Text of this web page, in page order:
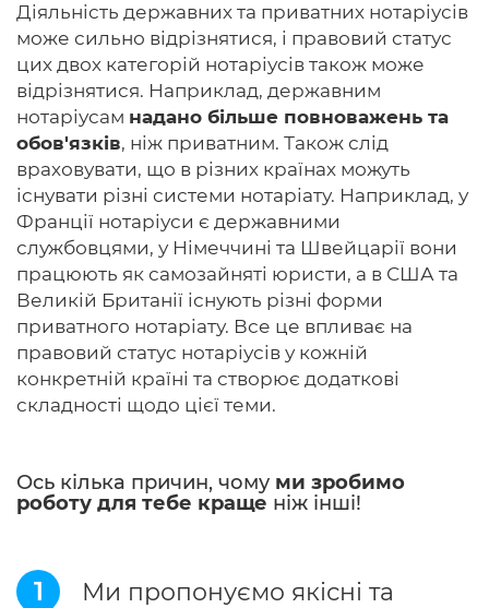
Діяльність державних та приватних нотаріусів
може сильно відрізнятися, і правовий статус
цих двох категорій нотаріусів також може
відрізнятися. Наприклад, державним
нотаріусам надано більше повноважень та
обов'язків, ніж приватним. Також слід
враховувати, що в різних країнах можуть
існувати різні системи нотаріату. Наприклад, у
Франції нотаріуси є державними
службовцями, у Німеччині та Швейцарії вони
працюють як самозайняті юристи, а в США та
Великій Британії існують різні форми
приватного нотаріату. Все це впливає на
правовий статус нотаріусів у кожній
конкретній країні та створює додаткові
складності щодо цієї теми.
Ось кілька причин, чому ми зробимо
роботу для тебе краще ніж інші!
1
Ми пропонуємо якісні та